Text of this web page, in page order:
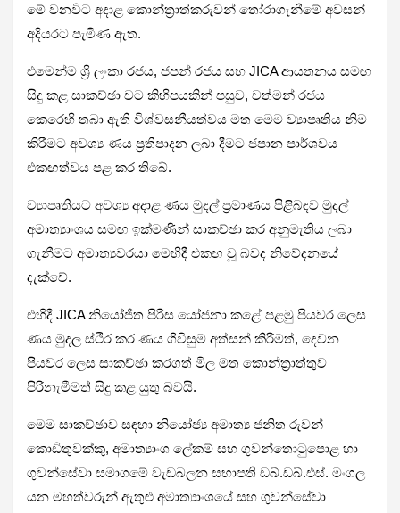
මේ වනවිට අදාළ කොන්ත්‍රාත්කරුවන් තෝරාගැනීමේ අවසන්
අදියරට පැමිණ ඇත.
එමෙන්ම ශ්‍රී ලංකා රජය, ජපන් රජය සහ JICA ආයතනය සමඟ
සිදු කළ සාකච්ඡා වට කිහිපයකින් පසුව, වත්මන් රජය
කෙරෙහි තබා ඇති විශ්වසනීයත්වය මත මෙම ව්‍යාපෘතිය නිම
කිරීමට අවශ්‍ය ණය ප්‍රතිපාදන ලබා දීමට ජපාන පාර්ශවය
එකඟත්වය පළ කර තිබේ.
ව්‍යාපෘතියට අවශ්‍ය අදාළ ණය මුදල් ප්‍රමාණය පිළිබඳව මුදල්
අමාත්‍යාංශය සමඟ ඉක්මණින් සාකච්ඡා කර අනුමැතිය ලබා
ගැනීමට අමාත්‍යවරයා මෙහිදී එකඟ වූ බවද නිවේදනයේ
දැක්වේ.
එහිදී JICA නියෝජිත පිරිස යෝජනා කළේ පළමු පියවර ලෙස
ණය මුදල ස්ථීර කර ණය ගිවිසුම් අත්සන් කිරීමත්, දෙවන
පියවර ලෙස සාකච්ඡා කරගත් මිල මත කොන්ත්‍රාත්තුව
පිරිනැමීමත් සිදු කළ යුතු බවයි.
මෙම සාකච්ඡාව සඳහා නියෝජ්‍ය අමාත්‍ය ජනිත රුවන්
කොඩිතුවක්කු, අමාත්‍යාංශ ලේකම් සහ ගුවන්තොටුපොළ හා
ගුවන්සේවා සමාගමේ වැඩබලන සභාපති ඩබ්.ඩබ්.එස්. මංගල
යන මහත්වරුන් ඇතුළු අමාත්‍යාංශයේ සහ ගුවන්සේවා